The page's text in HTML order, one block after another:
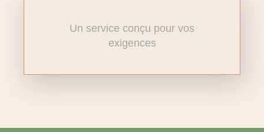
Un service conçu pour vos
exigences